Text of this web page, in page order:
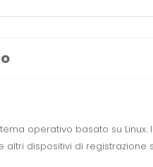
operativo basato su
dispositivi di registrazione